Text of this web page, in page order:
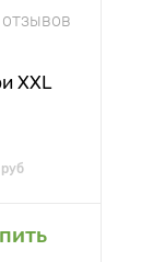
отзывов
XXL
руб